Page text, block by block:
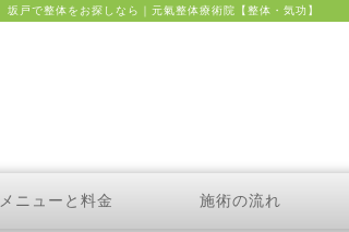
坂戸で整体をお探しなら｜元氣整体療術院【整体・気功】
メニューと料金 施術の流れ